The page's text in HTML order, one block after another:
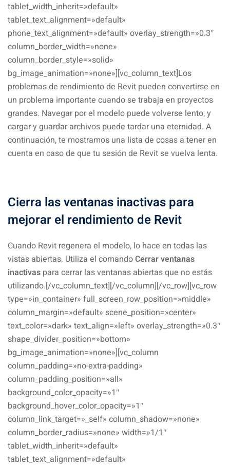
tablet_width_inherit=»default»
tablet_text_alignment=»default»
phone_text_alignment=»default» overlay_strength=»0.3″
column_border_width=»none»
column_border_style=»solid»
bg_image_animation=»none»][vc_column_text]Los
problemas de rendimiento de Revit pueden convertirse en
un problema importante cuando se trabaja en proyectos
grandes. Navegar por el modelo puede volverse lento, y
cargar y guardar archivos puede tardar una eternidad. A
continuación, te mostramos una lista de cosas a tener en
cuenta en caso de que tu sesión de Revit se vuelva lenta.
Cierra las ventanas inactivas para
mejorar el rendimiento de Revit
Cuando Revit regenera el modelo, lo hace en todas las
vistas abiertas. Utiliza el comandoCerrar ventanas
inactivas para cerrar las ventanas abiertas que no estás
utilizando.[/vc_column_text][/vc_column][/vc_row][vc_row
type=»in_container» full_screen_row_position=»middle»
column_margin=»default» scene_position=»center»
text_color=»dark» text_align=»left» overlay_strength=»0.3″
shape_divider_position=»bottom»
bg_image_animation=»none»][vc_column
column_padding=»no-extra-padding»
column_padding_position=»all»
background_color_opacity=»1″
background_hover_color_opacity=»1″
column_link_target=»_self» column_shadow=»none»
column_border_radius=»none» width=»1/1″
tablet_width_inherit=»default»
tablet_text_alignment=»default»